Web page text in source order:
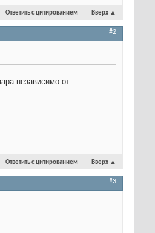
Ответить с цитированием Вверх ▲
#2
независимо от
Ответить с цитированием Вверх ▲
#3